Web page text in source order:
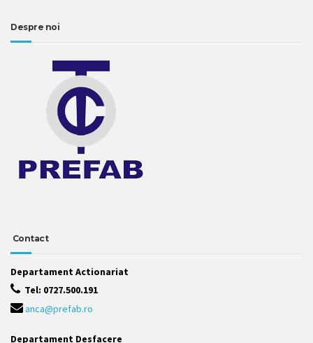
Despre noi
Contact
Departament Actionariat
Tel: 0727.500.191
anca@prefab.ro
Departament Desfacere